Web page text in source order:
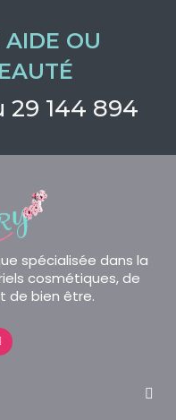
OU
29 144 894
spécialisée dans la
cosmétiques, de
de bien être.